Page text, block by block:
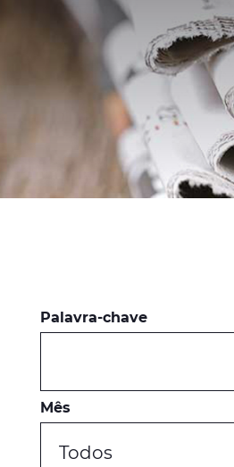
CPR (DOP)
Pessoas & Carreiras
Contactos
Palavra-chave
Mês
Todos